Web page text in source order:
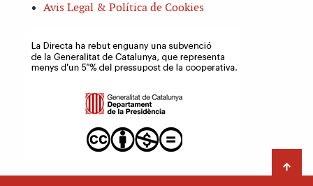
Avis Legal & Política de Cookies